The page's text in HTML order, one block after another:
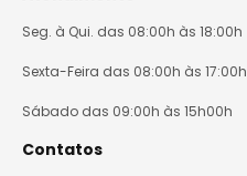
Seg. à Qui. das 08:00h às 18:00h
Sexta-Feira das 08:00h às 17:00h
Sábado das 09:00h às 15h00h
Contatos